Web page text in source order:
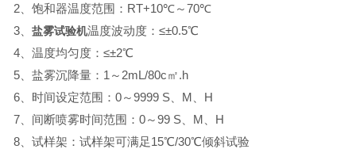
2、饱和器温度范围：RT+10℃～70℃
3、盐雾试验机温度波动度：≤±0.5℃
4、温度均匀度：≤±2℃
5、盐雾沉降量：1～2mL/80c㎡.h
6、时间设定范围：0～9999 S、M、H
7、间断喷雾时间范围：0～99 S、M、H
8、试样架：试样架可满足15℃/30℃倾斜试验